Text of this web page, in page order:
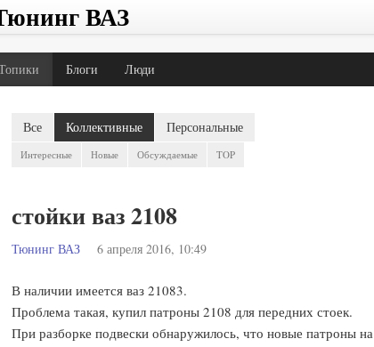
ВАЗ
Блоги Люди
Все Коллективные Персональные
Интересные Новые Обсуждаемые TOP
стойки ваз 2108
Тюнинг ВАЗ 6 апреля 2016, 10:49
В наличии имеется ваз 21083.
Проблема такая, купил патроны 2108 для передних стоек.
При разборке подвески обнаружилось, что новые патроны